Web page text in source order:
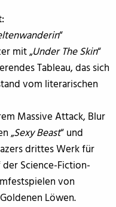
“
mit „Under The Skin“
Tableau, das sich
vom literarischen
Massive Attack, Blur
„Sexy Beast“ und
drittes Werk für
der Science-Fiction-
von
Löwen.